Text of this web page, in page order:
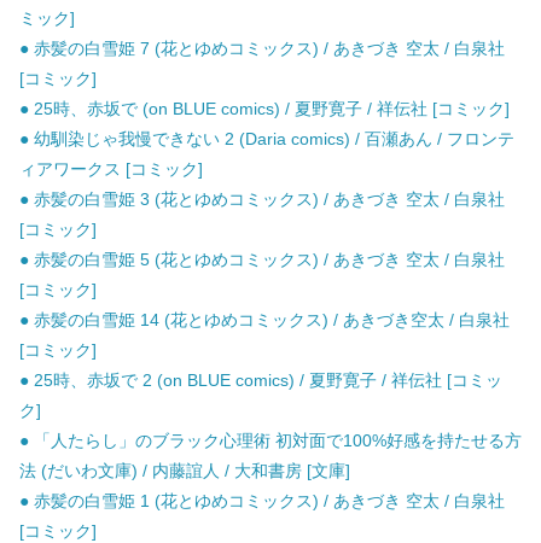
ミック]
● 赤髪の白雪姫 7 (花とゆめコミックス) / あきづき 空太 / 白泉社
[コミック]
● 25時、赤坂で (on BLUE comics) / 夏野寛子 / 祥伝社 [コミック]
● 幼馴染じゃ我慢できない 2 (Daria comics) / 百瀬あん / フロンテ
ィアワークス [コミック]
● 赤髪の白雪姫 3 (花とゆめコミックス) / あきづき 空太 / 白泉社
[コミック]
● 赤髪の白雪姫 5 (花とゆめコミックス) / あきづき 空太 / 白泉社
[コミック]
● 赤髪の白雪姫 14 (花とゆめコミックス) / あきづき空太 / 白泉社
[コミック]
● 25時、赤坂で 2 (on BLUE comics) / 夏野寛子 / 祥伝社 [コミッ
ク]
● 「人たらし」のブラック心理術 初対面で100%好感を持たせる方
法 (だいわ文庫) / 内藤誼人 / 大和書房 [文庫]
● 赤髪の白雪姫 1 (花とゆめコミックス) / あきづき 空太 / 白泉社
[コミック]